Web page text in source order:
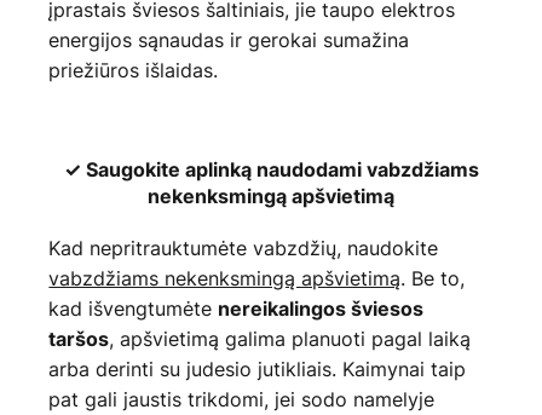
įprastais šviesos šaltiniais, jie taupo elektros
energijos sąnaudas ir gerokai sumažina
priežiūros išlaidas.
✓ Saugokite aplinką naudodami vabzdžiams
nekenksmingą apšvietimą
Kad nepritrauktumėte vabzdžių, naudokite
vabzdžiams nekenksmingą apšvietimą. Be to,
kad išvengtumėte nereikalingos šviesos
taršos, apšvietimą galima planuoti pagal laiką
arba derinti su judesio jutikliais. Kaimynai taip
pat gali jaustis trikdomi, jei sodo namelyje